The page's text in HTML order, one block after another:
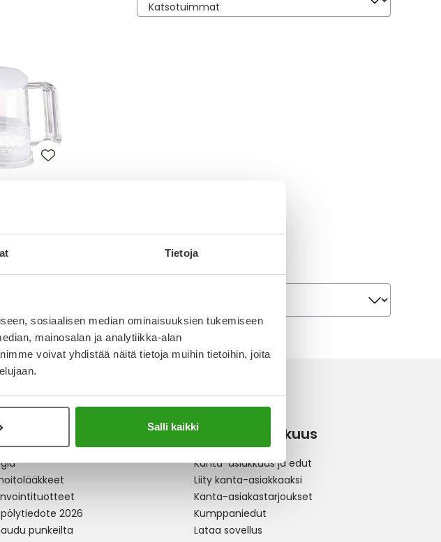
Tietoja
sosiaalisen median ominaisuuksien tukemiseen
mainosalan ja analytiikka-alan
voivat yhdistää näitä tietoja muihin tietoihin, joita
Salli kaikki
2026
punkeilta
Kanta-asiakkuus
Kanta-asiakkuus ja edut
Liity kanta-asiakkaaksi
Kanta-asiakastarjoukset
Kumppaniedut
Lataa sovellus